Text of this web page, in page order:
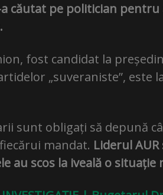
căutat pe politician
fost candidat la
„suveraniste”, este
sunt obligați să depună
mandat. Liderul
au scos la iveală o situație